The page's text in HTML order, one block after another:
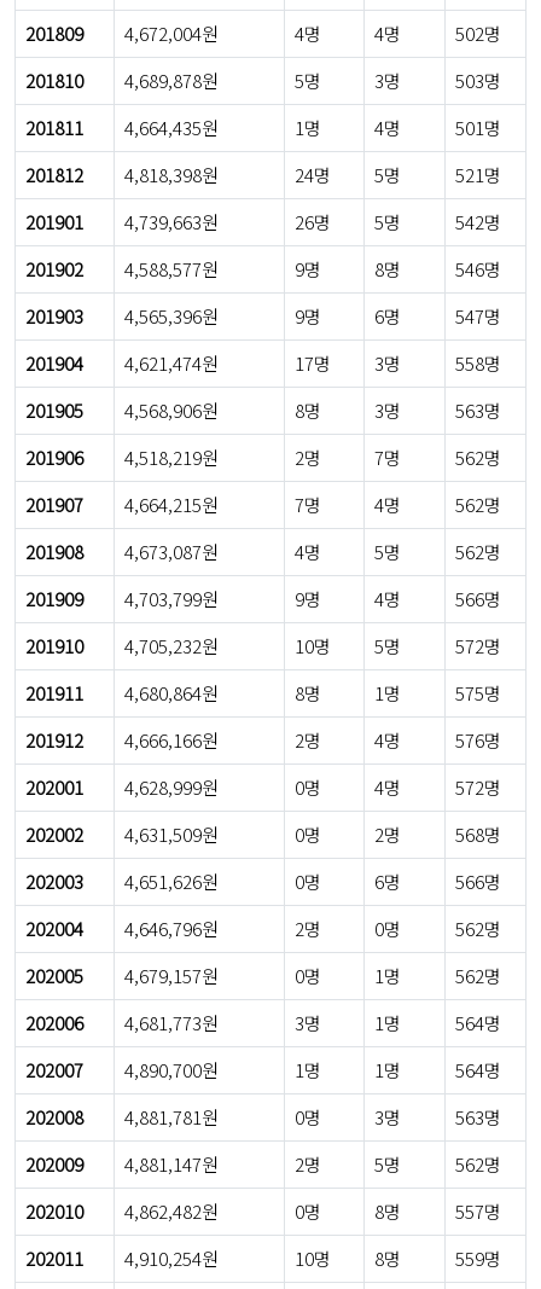
201809
4,672,004원 4명 4명
502명
201810
4,689,878원 5명 3명
503명
201811
4,664,435원 1명 4명
501명
201812
4,818,398원 24명 5명
521명
201901
4,739,663원 26명 5명
542명
201902
4,588,577원 9명 8명
546명
201903
4,565,396원 9명 6명
547명
201904
4,621,474원 17명 3명
558명
201905
4,568,906원 8명 3명
563명
201906
4,518,219원 2명 7명
562명
201907
4,664,215원 7명 4명
562명
201908
4,673,087원 4명 5명
562명
201909
4,703,799원 9명 4명
566명
201910
4,705,232원 10명 5명
572명
201911
4,680,864원 8명 1명
575명
201912
4,666,166원 2명 4명
576명
202001
4,628,999원 0명 4명
572명
202002
4,631,509원 0명 2명
568명
202003
4,651,626원 0명 6명
566명
202004
4,646,796원 2명 0명
562명
202005
4,679,157원 0명 1명
562명
202006
4,681,773원 3명 1명
564명
202007
4,890,700원 1명 1명
564명
202008
4,881,781원 0명 3명
563명
202009
4,881,147원 2명 5명
562명
202010
4,862,482원 0명 8명
557명
202011
4,910,254원 10명 8명 559명